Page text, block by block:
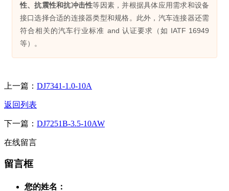
性、抗震性和抗冲击性等因素，并根据具体应用需求和设备
接口选择合适的连接器类型和规格。此外，汽车连接器还需
符合相关的汽车行业标准 and 认证要求（如 IATF 16949
等）。
上一篇： DJ7341-1.0-10A
返回列表
下一篇： DJ7251B-3.5-10AW
在线留言
留言框
您的姓名：